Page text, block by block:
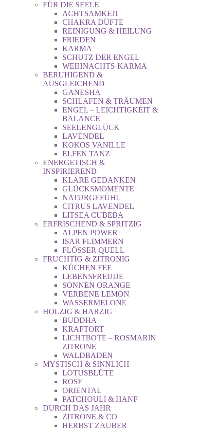
FÜR DIE SEELE
ACHTSAMKEIT
CHAKRA DÜFTE
REINIGUNG & HEILUNG
FRIEDEN
KARMA
SCHUTZ DER ENGEL
WEIHNACHTS-KARMA
BERUHIGEND &
AUSGLEICHEND
GANESHA
SCHLAFEN & TRÄUMEN
ENGEL – LEICHTIGKEIT &
BALANCE
SEELENGLÜCK
LAVENDEL
KOKOS VANILLE
ELFEN TANZ
ENERGETISCH &
INSPIRIEREND
KLARE GEDANKEN
GLÜCKSMOMENTE
NATURGEFÜHL
CITRUS LAVENDEL
LITSEA CUBEBA
ERFRISCHEND & SPRITZIG
ALPEN POWER
ISAR FLIMMERN
FLÖSSER QUELL
FRUCHTIG & ZITRONIG
KÜCHEN FEE
LEBENSFREUDE
SONNEN ORANGE
VERBENE LEMON
WASSERMELONE
HOLZIG & HARZIG
BUDDHA
KRAFTORT
LICHTBOTE – ROSMARIN
ZITRONE
WALDBADEN
MYSTISCH & SINNLICH
LOTUSBLÜTE
ROSE
ORIENTAL
PATCHOULI & HANF
DURCH DAS JAHR
ZITRONE & CO
HERBST ZAUBER